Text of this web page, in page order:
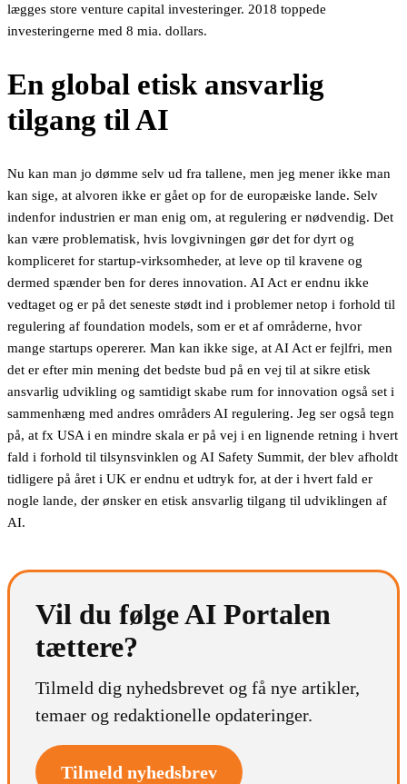
lægges store venture capital investeringer. 2018 toppede
investeringerne med 8 mia. dollars.
En global etisk ansvarlig
tilgang til AI
Nu kan man jo dømme selv ud fra tallene, men jeg mener ikke man
kan sige, at alvoren ikke er gået op for de europæiske lande. Selv
indenfor industrien er man enig om, at regulering er nødvendig. Det
kan være problematisk, hvis lovgivningen gør det for dyrt og
kompliceret for startup-virksomheder, at leve op til kravene og
dermed spænder ben for deres innovation. AI Act er endnu ikke
vedtaget og er på det seneste stødt ind i problemer netop i forhold til
regulering af foundation models, som er et af områderne, hvor
mange startups opererer. Man kan ikke sige, at AI Act er fejlfri, men
det er efter min mening det bedste bud på en vej til at sikre etisk
ansvarlig udvikling og samtidigt skabe rum for innovation også set i
sammenhæng med andres områders AI regulering. Jeg ser også tegn
på, at fx USA i en mindre skala er på vej i en lignende retning i hvert
fald i forhold til tilsynsvinklen og AI Safety Summit, der blev afholdt
tidligere på året i UK er endnu et udtryk for, at der i hvert fald er
nogle lande, der ønsker en etisk ansvarlig tilgang til udviklingen af
AI.
Vil du følge AI Portalen
tættere?
Tilmeld dig nyhedsbrevet og få nye artikler,
temaer og redaktionelle opdateringer.
Tilmeld nyhedsbrev